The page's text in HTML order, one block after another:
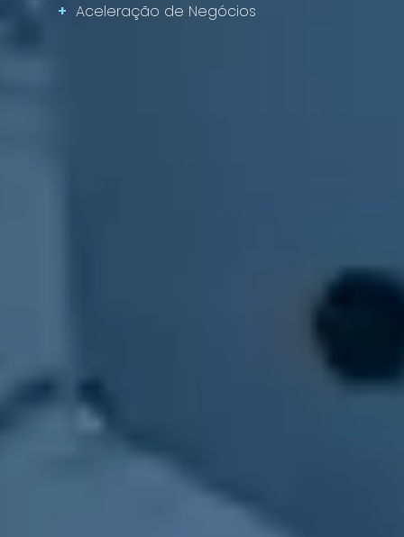
+ Aceleração de Negócios